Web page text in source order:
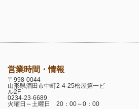
営業時間・情報
〒998-0044
山形県酒田市中町2-4-25松屋第一ビ
ル2F
0234-23-6689
火曜日～土曜日 20：00～0：00